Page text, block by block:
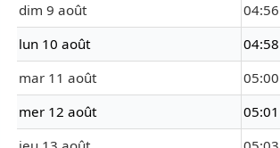
dim 9 août
04:56
lun 10 août
04:58
mar 11 août
05:00
mer 12 août
05:01